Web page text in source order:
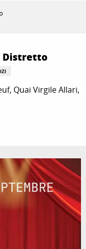
Distretto
Quai Virgile Allari,